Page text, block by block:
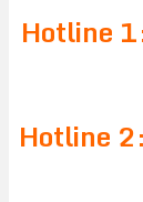
Hotline
Hotline 2: